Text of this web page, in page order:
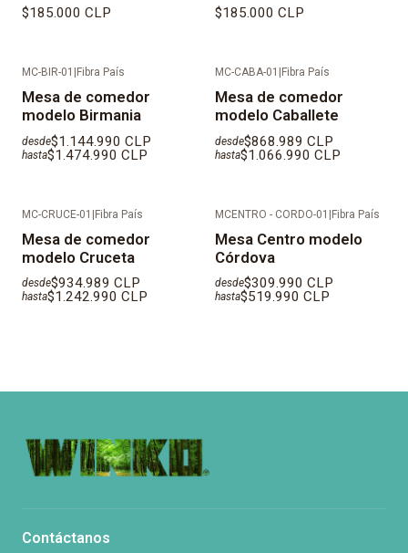
$185.000 CLP $185.000 CLP
MC-BIR-01 Fibra País
Mesa de comedor
modelo Birmania
desde$1.144.990 CLP
hasta$1.474.990 CLP
MC-CABA-01 Fibra País
Mesa de comedor
modelo Caballete
desde$868.989 CLP
hasta$1.066.990 CLP
MC-CRUCE-01 |Fibra País
Mesa de comedor
modelo Cruceta
desde$934.989 CLP
hasta$1.242.990 CLP
MCENTRO - CORDO-01 |Fibra País
Mesa Centro modelo
Córdova
desde$309.990 CLP
hasta$519.990 CLP
Contáctanos